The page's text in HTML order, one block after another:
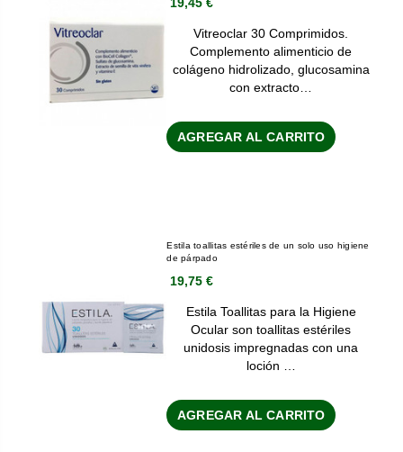
Vitreoclar 30 Comprimidos.
Complemento alimenticio de
colágeno hidrolizado, glucosamina
con extracto…
AGREGAR AL CARRITO
Estila toallitas estériles de un solo uso higiene
de párpado
19,75 €
Estila Toallitas para la Higiene
Ocular son toallitas estériles
unidosis impregnadas con una
loción …
AGREGAR AL CARRITO